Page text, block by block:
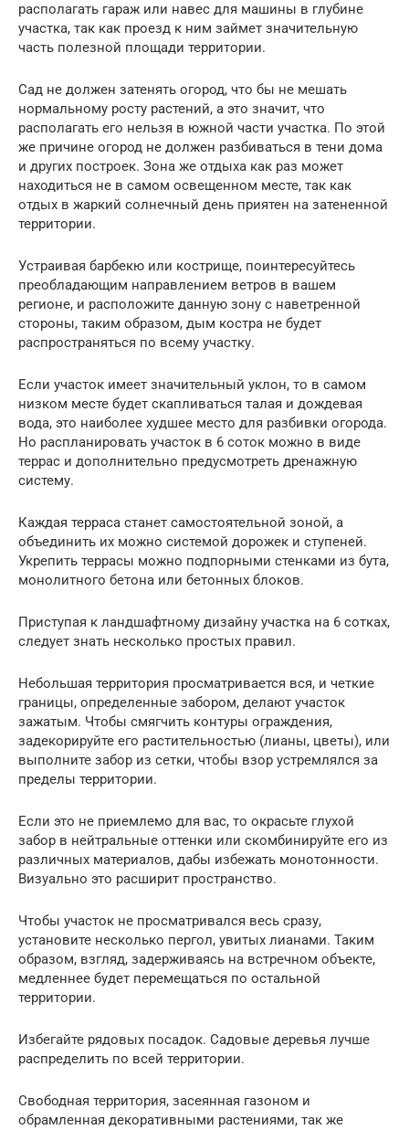
располагать гараж или навес для машины в глубине
участка, так как проезд к ним займет значительную
часть полезной площади территории.
Сад не должен затенять огород, что бы не мешать
нормальному росту растений, а это значит, что
располагать его нельзя в южной части участка. По этой
же причине огород не должен разбиваться в тени дома
и других построек. Зона же отдыха как раз может
находиться не в самом освещенном месте, так как
отдых в жаркий солнечный день приятен на затененной
территории.
Устраивая барбекю или кострище, поинтересуйтесь
преобладающим направлением ветров в вашем
регионе, и расположите данную зону с наветренной
стороны, таким образом, дым костра не будет
распространяться по всему участку.
Если участок имеет значительный уклон, то в самом
низком месте будет скапливаться талая и дождевая
вода, это наиболее худшее место для разбивки огорода.
Но распланировать участок в 6 соток можно в виде
террас и дополнительно предусмотреть дренажную
систему.
Каждая терраса станет самостоятельной зоной, а
объединить их можно системой дорожек и ступеней.
Укрепить террасы можно подпорными стенками из бута,
монолитного бетона или бетонных блоков.
Приступая к ландшафтному дизайну участка на 6 сотках,
следует знать несколько простых правил.
Небольшая территория просматривается вся, и четкие
границы, определенные забором, делают участок
зажатым. Чтобы смягчить контуры ограждения,
задекорируйте его растительностью (лианы, цветы), или
выполните забор из сетки, чтобы взор устремлялся за
пределы территории.
Если это не приемлемо для вас, то окрасьте глухой
забор в нейтральные оттенки или скомбинируйте его из
различных материалов, дабы избежать монотонности.
Визуально это расширит пространство.
Чтобы участок не просматривался весь сразу,
установите несколько пергол, увитых лианами. Таким
образом, взгляд, задерживаясь на встречном объекте,
медленнее будет перемещаться по остальной
территории.
Избегайте рядовых посадок. Садовые деревья лучше
распределить по всей территории.
Свободная территория, засеянная газоном и
обрамленная декоративными растениями, так же